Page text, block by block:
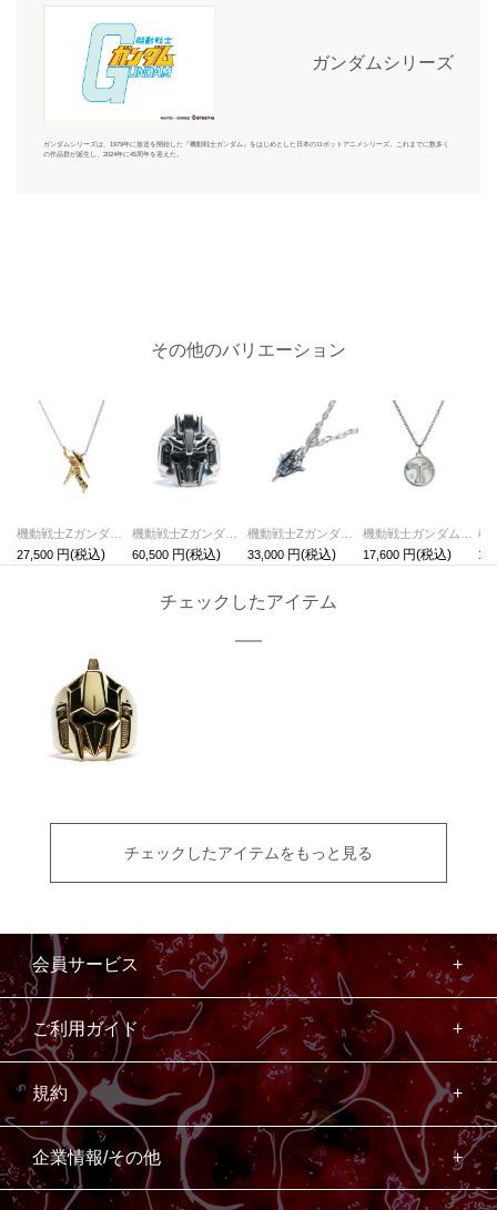
ガンダムシリーズ
ガンダムシリーズは、1979年に放送を開始した『機動戦士ガンダム』をはじめとした日本のロボットアニメシリーズ。これまでに数多く
の作品群が誕生し、2024年に45周年を迎えた。
その他のバリエーション
機動戦士Zガンダム 百式ネックレス
27,500
機動戦士Zガンダム Zガンダムフェイスリング / 指輪
60,500
機動戦士Zガンダム ウェイブライダーネックレス
33,000
17,600
チェックしたアイテム
チェックしたアイテムをもっと見る
会員サービス
ご利用ガイド
規約
企業情報/その他